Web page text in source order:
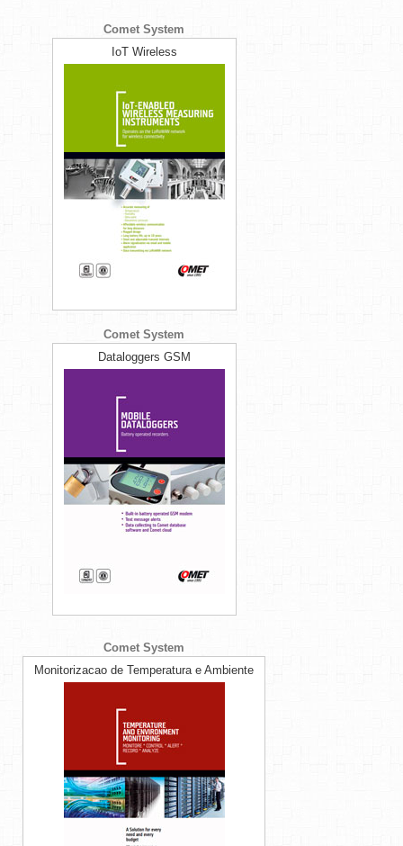
Comet System
IoT Wireless
Comet System
Dataloggers GSM
Comet System
Monitorizacao de Temperatura e Ambiente